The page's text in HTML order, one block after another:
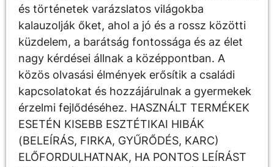
és történetek varázslatos világokba
kalauzolják őket, ahol a jó és a rossz közötti
küzdelem, a barátság fontossága és az élet
nagy kérdései állnak a középpontban. A
közös olvasási élmények erősítik a családi
kapcsolatokat és hozzájárulnak a gyermekek
érzelmi fejlődéséhez. HASZNÁLT TERMÉKEK
ESETÉN KISEBB ESZTÉTIKAI HIBÁK
(BELEÍRÁS, FIRKA, GYŰRŐDÉS, KARC)
ELŐFORDULHATNAK, HA PONTOS LEÍRÁST